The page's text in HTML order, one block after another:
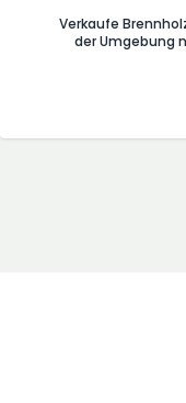
Verkaufe
der Umgebung